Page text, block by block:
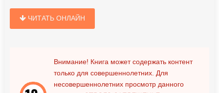
ЧИТАТЬ ОНЛАЙН
Внимание! Книга может содержать контент
только для совершеннолетних. Для
несовершеннолетних просмотр данного